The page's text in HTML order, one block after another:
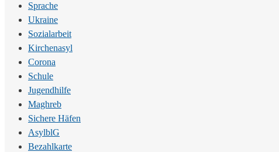
Sprache
Ukraine
Sozialarbeit
Kirchenasyl
Corona
Schule
Jugendhilfe
Maghreb
Sichere Häfen
AsylblG
Bezahlkarte